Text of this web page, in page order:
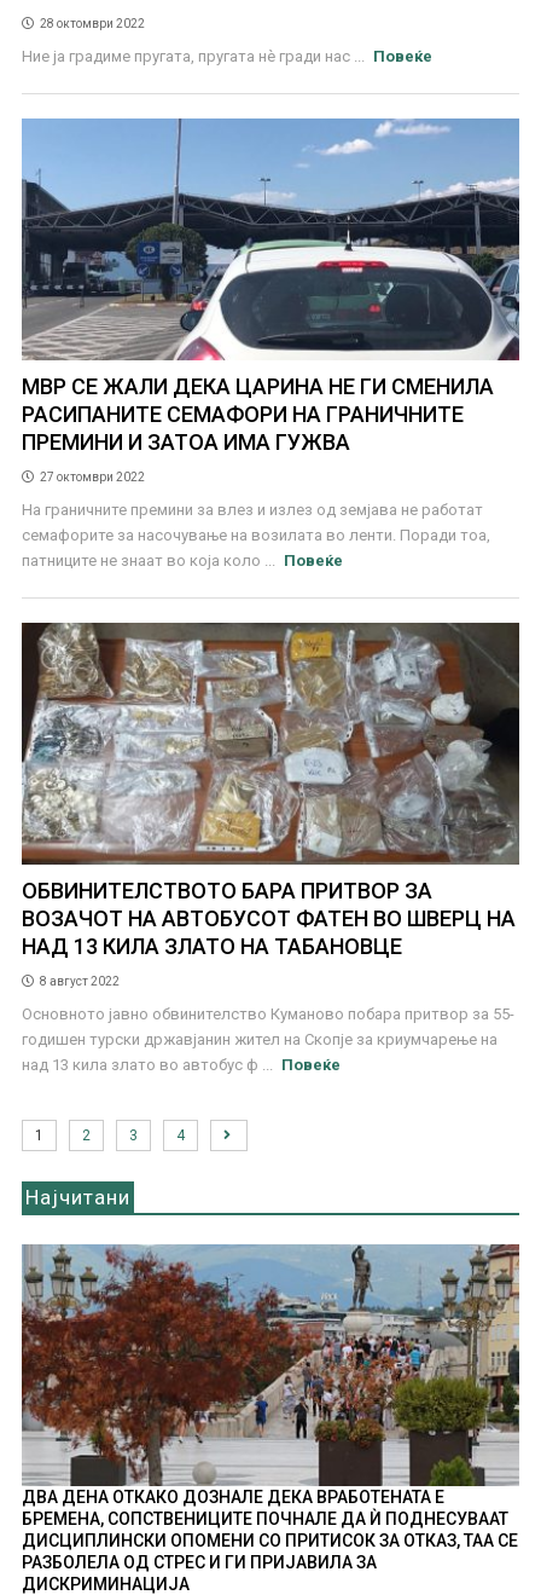
28 октомври 2022
Ние ја градиме пругата, пругата нѐ гради нас ... Повеќе
МВР СЕ ЖАЛИ ДЕКА ЦАРИНА НЕ ГИ СМЕНИЛА
РАСИПАНИТЕ СЕМАФОРИ НА ГРАНИЧНИТЕ
ПРЕМИНИ И ЗАТОА ИМА ГУЖВА
27 октомври 2022
На граничните премини за влез и излез од земјава не работат
семафорите за насочување на возилата во ленти. Поради тоа,
патниците не знаат во која коло ...
Повеќе
ОБВИНИТЕЛСТВОТО БАРА ПРИТВОР ЗА
ВОЗАЧОТ НА АВТОБУСОТ ФАТЕН ВО ШВЕРЦ НА
НАД 13 КИЛА ЗЛАТО НА ТАБАНОВЦЕ
8 август 2022
Основното јавно обвинителство Куманово побара притвор за 55-
годишен турски државјанин жител на Скопје за криумчарење на
над 13 кила злато во автобус ф ...
Повеќе
1 2 3 4
Најчитани
ДВА ДЕНА ОТКАКО ДОЗНАЛЕ ДЕКА ВРАБОТЕНАТА Е
БРЕМЕНА, СОПСТВЕНИЦИТЕ ПОЧНАЛЕ ДА Ѝ ПОДНЕСУВААТ
ДИСЦИПЛИНСКИ ОПОМЕНИ СО ПРИТИСОК ЗА ОТКАЗ, ТАА СЕ
РАЗБОЛЕЛА ОД СТРЕС И ГИ ПРИЈАВИЛА ЗА
ДИСКРИМИНАЦИЈА